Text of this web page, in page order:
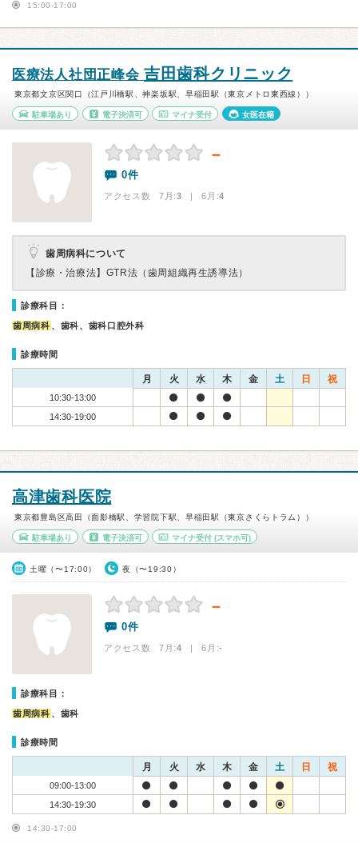
15:00-17:00
医療法人社団正峰会 吉田歯科クリニック
東京都文京区関口（江戸川橋駅、神楽坂駅、早稲田駅（東京メトロ東西線））
駐車場あり 電子決済可 マイナ受付 女医在籍
－
0件
アクセス数 7月:3 | 6月:4
歯周病科について
【診療・治療法】 GTR法（歯周組織再生誘導法）
診療科目：
歯周病科 、歯科、歯科口腔外科
診療時間
月 火 水 木 金 土 日 祝
10:30-13:00
14:30-19:00
高津歯科医院
東京都豊島区高田（面影橋駅、学習院下駅、早稲田駅（東京さくらトラム））
駐車場あり 電子決済可 マイナ受付 (スマホ可)
土曜（〜17:00） 夜（〜19:30）
－
0件
アクセス数 7月:4 | 6月:-
診療科目：
歯周病科 、歯科
診療時間
月 火 水 木 金 土 日 祝
09:00-13:00
14:30-19:30
14:30-17:00